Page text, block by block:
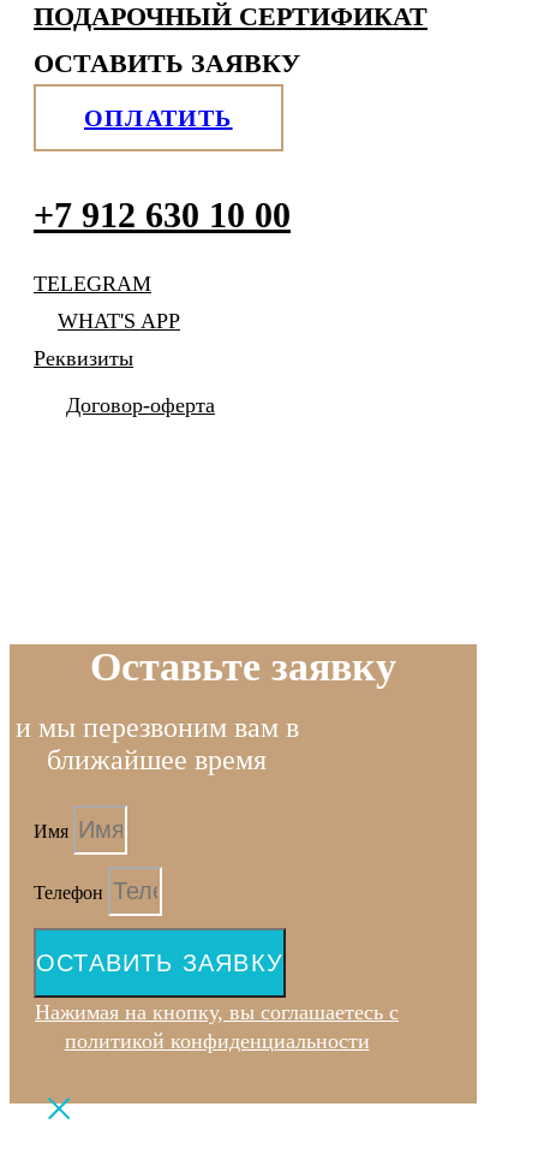
ПОДАРОЧНЫЙ СЕРТИФИКАТ
ОСТАВИТЬ ЗАЯВКУ
ОПЛАТИТЬ
+7 912 630 10 00
TELEGRAM
WHAT'S APP
Реквизиты
Договор-оферта
Оставьте заявку
и мы перезвоним вам в
ближайшее время
Имя
Телефон
ОСТАВИТЬ ЗАЯВКУ
Нажимая на кнопку, вы соглашаетесь с
политикой конфиденциальности